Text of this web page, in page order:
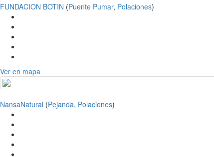
FUNDACION BOTIN (Puente Pumar, Polaciones)
Ver en mapa
NansaNatural (Pejanda, Polaciones)